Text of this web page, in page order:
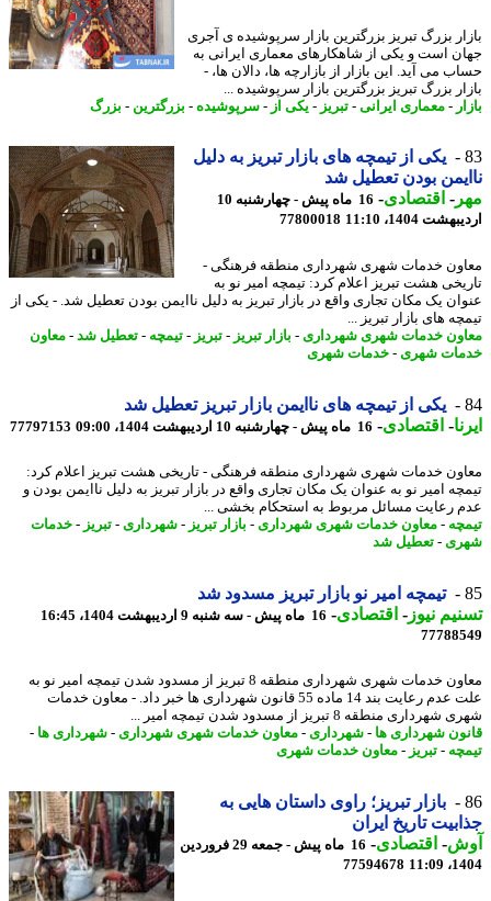
بزرگ تبریز بزرگترین بازار سرپوشیده ی آجری
است و یکی از شاهکارهای معماری ایرانی به
می آید. این بازار از بازارچه ها، دالان ها، -
بزرگ تبریز بزرگترین بازار سرپوشیده ...
- معماری ایرانی- تبریز- یکی از-سرپوشیده-بزرگترین- بزرگ
یکی از تیمچه های بازار تبریز به دلیل
بودن تعطیل شد
-اقتصادی-
16 ماه پیش - چهارشنبه 10
1404، 11:10
77800018
خدمات شهری شهرداری منطقه فرهنگی -
هشت تبریز اعلام کرد: تیمچه امیر نو به
یک مکان تجاری واقع در بازار تبریز به دلیل ناایمن بودن تعطیل شد. - یکی از
های بازار تبریز ...
خدمات شهری شهرداری- بازار تبریز- تبریز- تیمچه-تعطیل شد -معاون
شهری- خدمات شهری
یکی از تیمچه های ناایمن بازار تبریز تعطیل شد
-اقتصادی-16 ماه پیش - چهارشنبه 10 اردیبهشت 1404، 09:00 77797153
خدمات شهری شهرداری منطقه فرهنگی - تاریخی هشت تبریز اعلام کرد:
امیر نو به عنوان یک مکان تجاری واقع در بازار تبریز به دلیل ناایمن بودن و
رعایت مسائل مربوط به استحکام بخشی ...
-معاون خدمات شهری شهرداری- بازار تبریز- شهرداری- تبریز- خدمات
- تعطیل شد
تیمچه امیر نو بازار تبریز مسدود شد
نیوز-اقتصادی-16 ماه پیش - سه شنبه 9 اردیبهشت 1404، 16:45
معاون خدمات شهری شهرداری منطقه 8 تبریز از مسدود شدن تیمچه امیر نو به
علت عدم رعایت بند 14 ماده 55 قانون شهرداری ها خبر داد. - معاون خدمات
منطقه 8 تبریز از مسدود شدن تیمچه امیر ...
شهرداری ها - شهرداری- معاون خدمات شهری شهرداری- شهرداری ها -
-تبریز- معاون خدمات شهری
بازار تبریز؛ راوی داستان هایی به
تاریخ ایران
-اقتصادی-
16 ماه پیش - جمعه 29 فروردین
77594678